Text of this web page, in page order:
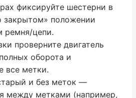
фиксируйте шестерни в
закрытом» положении
ремня/цепи.
проверните двигатель
оборота и
все метки.
и без меток —
между метками (например,